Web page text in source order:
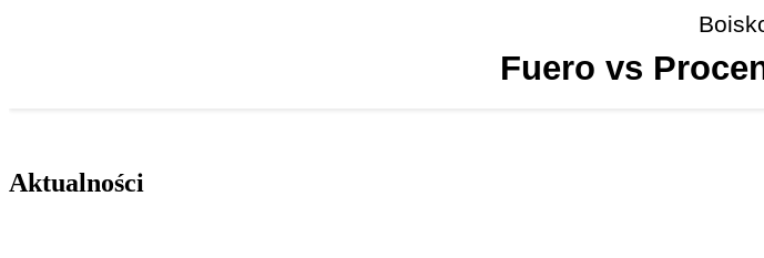
Fuero vs
Aktualności